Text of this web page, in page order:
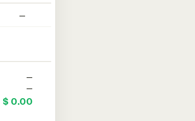
—
—
—
$ 0.00